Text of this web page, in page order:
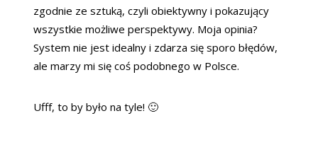
zgodnie ze sztuką, czyli obiektywny i pokazujący
wszystkie możliwe perspektywy. Moja opinia?
System nie jest idealny i zdarza się sporo błędów,
ale marzy mi się coś podobnego w Polsce.
Ufff, to by było na tyle! 🙂